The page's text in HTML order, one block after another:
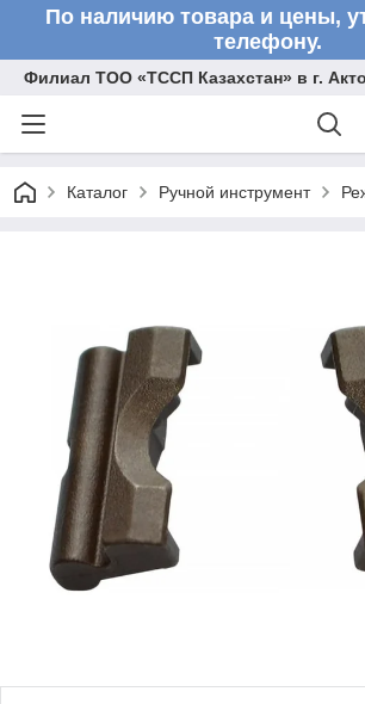
По наличию товара и цены,
телефону.
Филиал ТОО «ТССП Казахстан» в г.
Каталог Ручной инструмент